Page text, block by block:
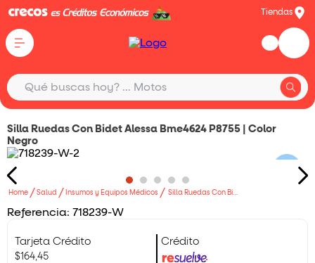
Tiendas
¿Qué buscas hoy?
Qué buscas hoy? … Motos
Silla Ruedas Con Bidet Alessa Bme4624 P8755 | Color
Negro
Salud Insumos y Equipos Médicos
Referencia: 718239-W
Tarjeta Crédito
$164 ,45
Crédito